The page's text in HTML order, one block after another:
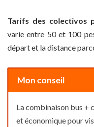
Tarifs des colectivos
varie entre 50 et 100
départ et la distance
Mon conseil
La combinaison bus +
et économique pour